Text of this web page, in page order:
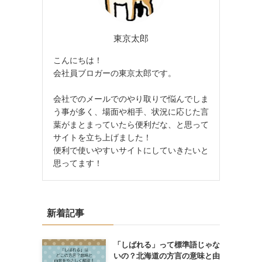
東京太郎
こんにちは！
会社員ブロガーの東京太郎です。
会社でのメールでのやり取りで悩んでしま
う事が多く、場面や相手、状況に応じた言
葉がまとまっていたら便利だな、と思って
サイトを立ち上げました！
便利で使いやすいサイトにしていきたいと
思ってます！
新着記事
「しばれる」って標準語じゃな
いの？北海道の方言の意味と由